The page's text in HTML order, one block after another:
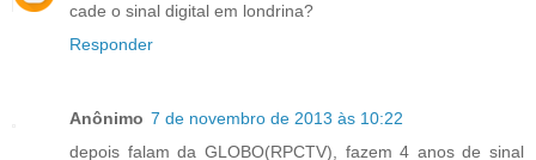
cade o sinal digital em londrina?
Responder
Anônimo 7 de novembro de 2013 às 10:22
depois falam da GLOBO(RPCTV), fazem 4 anos de sinal